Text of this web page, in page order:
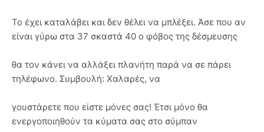
Το έχει καταλάβει και δεν θέλει να μπλέξει. Άσε που αν
είναι γύρω στα 37 σκαστά 40 ο φόβος της δέσμευσης
θα τον κάνει να αλλάξει πλανήτη παρά να σε πάρει
τηλέφωνο. Συμβουλή: Χαλαρές, να
γουστάρετε που είστε μόνες σας! Έτσι μόνο θα
ενεργοποιηθούν τα κύματα σας στο σύμπαν